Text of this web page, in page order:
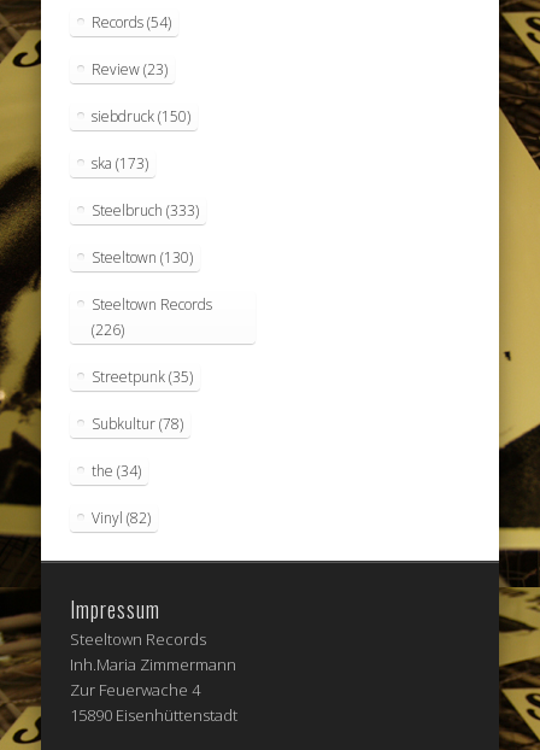
Records(54)
Review(23)
siebdruck(150)
ska (173)
Steelbruch (333)
Steeltown (130)
Steeltown Records
(226)
Streetpunk(35)
Subkultur(78)
the (34)
Vinyl (82)
Impressum
Steeltown Records
Inh.Maria Zimmermann
Zur Feuerwache 4
15890 Eisenhüttenstadt